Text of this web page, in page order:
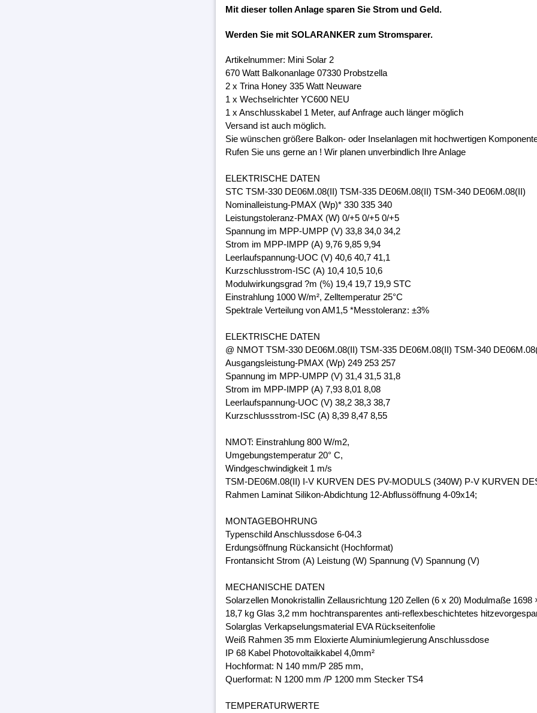
Mit dieser tollen Anlage sparen Sie Strom und Geld.
Werden Sie mit SOLARANKER zum Stromsparer.
Artikelnummer: Mini Solar 2
670 Watt Balkonanlage 07330 Probstzella
2 x Trina Honey 335 Watt Neuware
1 x Wechselrichter YC600 NEU
1 x Anschlusskabel 1 Meter, auf Anfrage auch länger möglich
Versand ist auch möglich.
Sie wünschen größere Balkon- oder Inselanlagen mit hochwertigen
Rufen Sie uns gerne an ! Wir planen unverbindlich Ihre Anlage
ELEKTRISCHE DATEN
STC TSM-330 DE06M.08(II) TSM-335 DE06M.08(II) TSM-340 DE06M.08(II)
Nominalleistung-PMAX (Wp)* 330 335 340
Leistungstoleranz-PMAX (W) 0/+5 0/+5 0/+5
Spannung im MPP-UMPP (V) 33,8 34,0 34,2
Strom im MPP-IMPP (A) 9,76 9,85 9,94
Leerlaufspannung-UOC (V) 40,6 40,7 41,1
Kurzschlusstrom-ISC (A) 10,4 10,5 10,6
Modulwirkungsgrad ?m (%) 19,4 19,7 19,9 STC
Einstrahlung 1000 W/m², Zelltemperatur 25°C
Spektrale Verteilung von AM1,5 *Messtoleranz: ±3%
ELEKTRISCHE DATEN
@ NMOT TSM-330 DE06M.08(II) TSM-335 DE06M.08(II) TSM-340
Ausgangsleistung-PMAX (Wp) 249 253 257
Spannung im MPP-UMPP (V) 31,4 31,5 31,8
Strom im MPP-IMPP (A) 7,93 8,01 8,08
Leerlaufspannung-UOC (V) 38,2 38,3 38,7
Kurzschlussstrom-ISC (A) 8,39 8,47 8,55
NMOT: Einstrahlung 800 W/m2,
Umgebungstemperatur 20° C,
Windgeschwindigkeit 1 m/s
TSM-DE06M.08(II) I-V KURVEN DES PV-MODULS (340W) P-V KURVEN
Rahmen Laminat Silikon-Abdichtung 12-Abflussöffnung 4-09x14;
MONTAGEBOHRUNG
Typenschild Anschlussdose 6-04.3
Erdungsöffnung Rückansicht (Hochformat)
Frontansicht Strom (A) Leistung (W) Spannung (V) Spannung (V)
MECHANISCHE DATEN
Solarzellen Monokristallin Zellausrichtung 120 Zellen (6 x 20) Modulmaße
18,7 kg Glas 3,2 mm hochtransparentes anti-reflexbeschichtetes
Solarglas Verkapselungsmaterial EVA Rückseitenfolie
Weiß Rahmen 35 mm Eloxierte Aluminiumlegierung Anschlussdose
IP 68 Kabel Photovoltaikkabel 4,0mm²
Hochformat: N 140 mm/P 285 mm,
Querformat: N 1200 mm /P 1200 mm Stecker TS4
TEMPERATURWERTE